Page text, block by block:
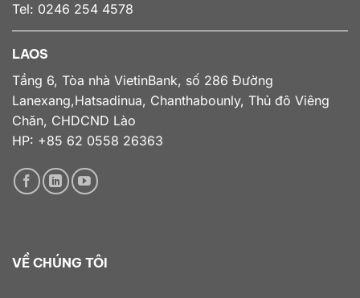
Tel: 0246 254 4578
LAOS
Tầng 6, Tòa nhà VietinBank, số 286 Đường
Lanexang,Hatsadinua, Chanthabounly, Thủ đô Viêng
Chăn, CHDCND Lào
HP: +85 62 0558 26363
VỀ CHÚNG TÔI